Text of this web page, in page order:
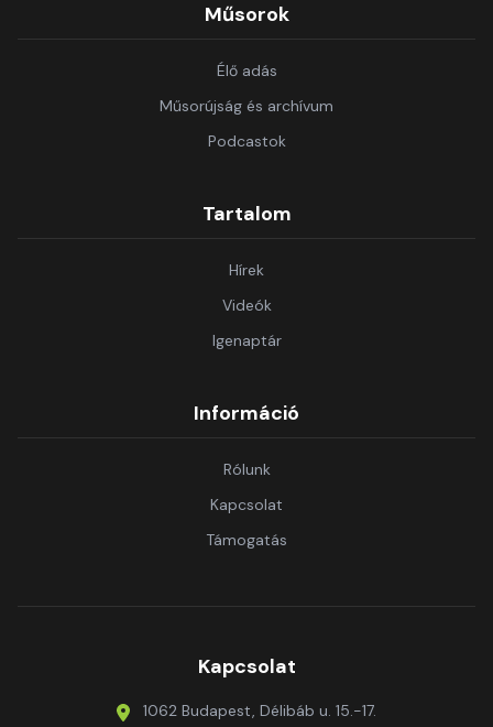
Műsorok
Élő adás
Műsorújság és archívum
Podcastok
Tartalom
Hírek
Videók
Igenaptár
Információ
Rólunk
Kapcsolat
Támogatás
Kapcsolat
1062 Budapest, Délibáb u. 15.-17.